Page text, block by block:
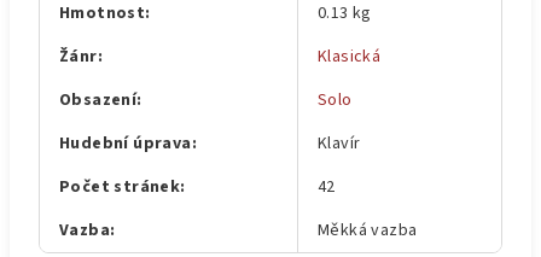
Hmotnost:
0.13 kg
Žánr:
Klasická
Obsazení:
Solo
Hudební úprava:
Klavír
Počet stránek:
42
Vazba: Měkká vazba